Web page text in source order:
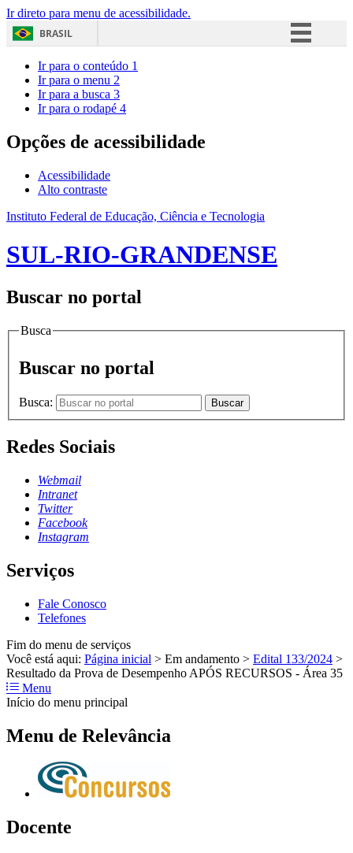
Ir direto para menu de acessibilidade.
BRASIL
Acesso à informação
Ir para o conteúdo 1
Ir para o menu 2
Ir para a busca 3
Ir para o rodapé 4
Opções de acessibilidade
Acessibilidade
Alto contraste
Instituto Federal de Educação, Ciência e Tecnologia
SUL-RIO-GRANDENSE
Buscar no portal
Busca
Buscar no portal
Busca: Buscar
Redes Sociais
Webmail
Intranet
Twitter
Facebook
Instagram
Serviços
Fale Conosco
Telefones
Fim do menu de serviços
Você está aqui: Página inicial > Em andamento > Edital 133/2024 >
Resultado da Prova de Desempenho APÓS RECURSOS - Área 35
Menu
Início do menu principal
Menu de Relevância
Docente